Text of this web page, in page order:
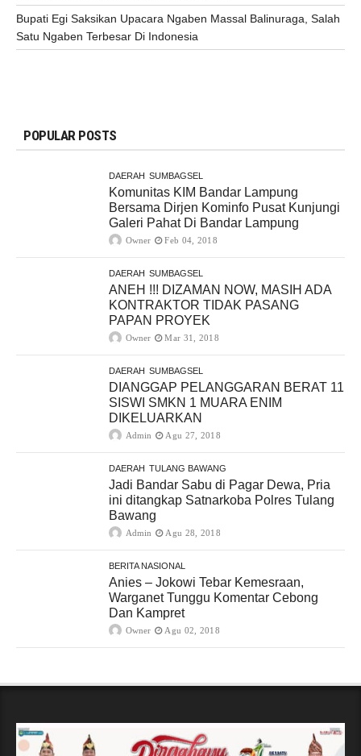
Bupati Egi Saksikan Upacara Ngaben Massal Balinuraga, Salah
Satu Ngaben Terbesar Di Indonesia
POPULAR POSTS
DAERAH SUMBAGSEL
Komunitas KIM Bandar Lampung
Bersama Dirjen Kominfo Pusat Kunjungi
Galeri Pahat Di Bandar Lampung
Owner Feb 04, 2018
DAERAH SUMBAGSEL
ANEH !!! DIZAMAN NOW, MASIH ADA
KONTRAKTOR TIDAK PASANG
PAPAN PROYEK
Owner Mar 31, 2018
DAERAH SUMBAGSEL
DIANGGAP PELANGGARAN BERAT 11
SISWI SMKN 1 MUARA ENIM
DIKELUARKAN
Admin Agu 27, 2018
DAERAH TULANG BAWANG
Jadi Bandar Sabu di Pagar Dewa, Pria
ini ditangkap Satnarkoba Polres Tulang
Bawang
Admin Agu 28, 2018
BERITA NASIONAL
Anies – Jokowi Tebar Kemesraan,
Warganet Tunggu Komentar Cebong
Dan Kampret
Owner Agu 02, 2018